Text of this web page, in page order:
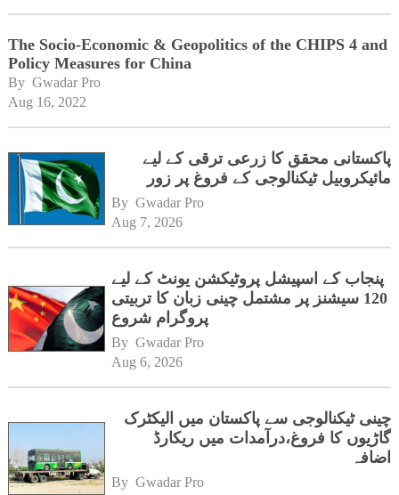
The Socio-Economic & Geopolitics of the CHIPS 4 and
Policy Measures for China
By Gwadar Pro
Aug 16, 2022
پاکستانی محقق کا زرعی ترقی کے لیے
مائیکروبیل ٹیکنالوجی کے فروغ پر زور
By Gwadar Pro
Aug 7, 2026
پنجاب کے اسپیشل پروٹیکشن یونٹ کے لیے
120 سیشنز پر مشتمل چینی زبان کا تربیتی
پروگرام شروع
By Gwadar Pro
Aug 6, 2026
چینی ٹیکنالوجی سے پاکستان میں الیکٹرک
گاڑیوں کا فروغ،درآمدات میں ریکارڈ
اضافہ
By Gwadar Pro